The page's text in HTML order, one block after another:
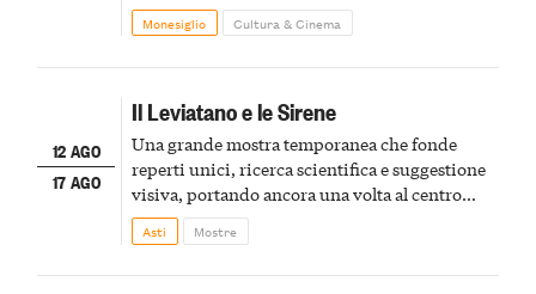
Monesiglio Cultura & Cinema
12 AGO
17 AGO
Il Leviatano e le Sirene
Una grande mostra temporanea che fonde
reperti unici, ricerca scientifica e suggestione
visiva, portando ancora una volta al centro
della scena le meraviglie del passato astigiano
Asti Mostre